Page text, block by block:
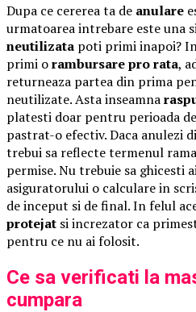
Dupa ce cererea ta de anulare
urmatoarea intrebare este una
neutilizata poti primi inapoi?
primi orambursare pro rata,
returneaza partea din prima
neutilizate. Asta inseamna
platesti doar pentru perioada
pastrat-o efectiv. Daca anulezi
trebui sa reflecte termenul
permise. Nu trebuie sa ghicesti
asiguratorului o calculare in
de inceput si de final. In felul
protejat si increzator ca
pentru ce nu ai folosit.
Ce sa verificati la
cumpara